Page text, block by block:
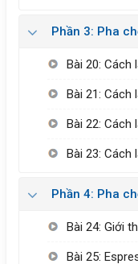
Phần 3: Pha
Bài 20:
Bài 21: Cách
Bài 22: Cách
Bài 23: Cách
Phần 4: Pha
Bài 24: Giới
Bài 25: